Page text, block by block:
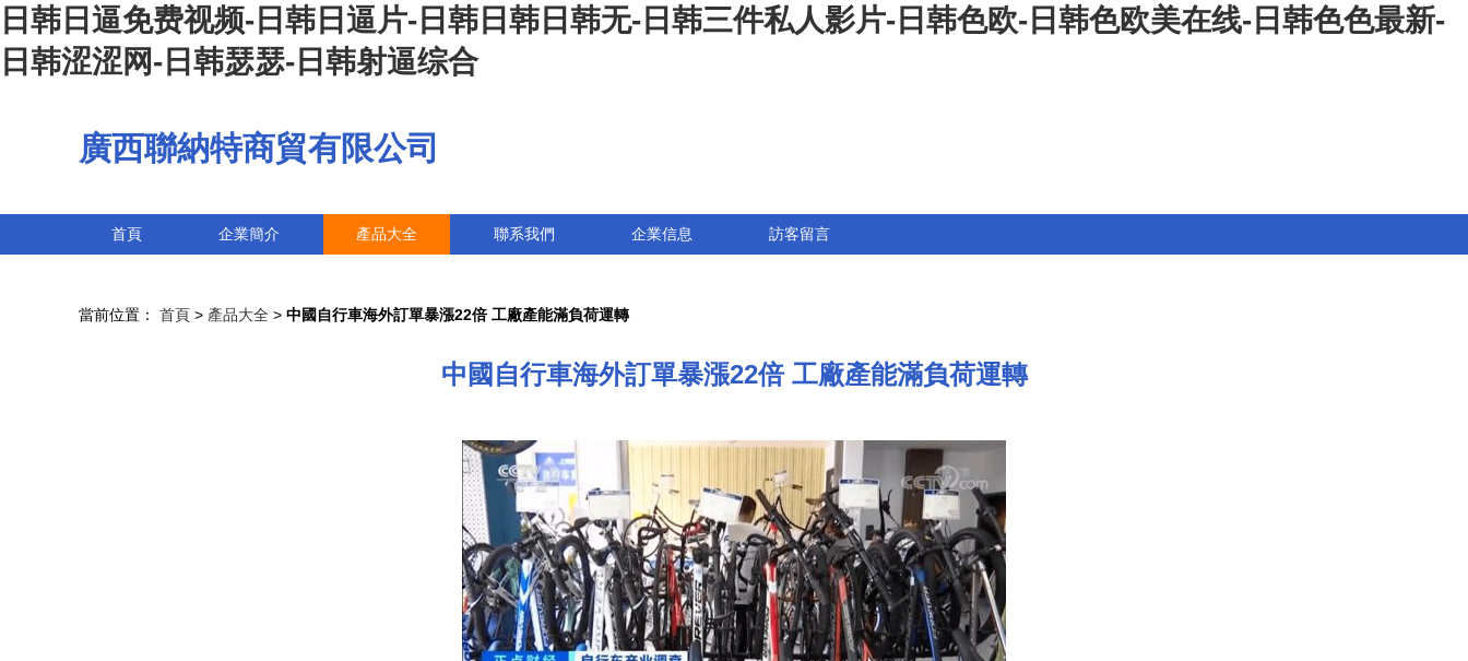
日韩日逼免费视频-日韩日逼片-日韩日韩日韩无-日韩三件私人影片-日韩色欧-日韩色欧美在线-日韩色色最新-
日韩涩涩网-日韩瑟瑟-日韩射逼综合
廣西聯納特商貿有限公司
首頁 企業簡介 產品大全 聯系我們 企業信息 訪客留言
當前位置： 首頁 > 產品大全 > 中國自行車海外訂單暴漲22倍 工廠產能滿負荷運轉
中國自行車海外訂單暴漲22倍 工廠產能滿負荷運轉